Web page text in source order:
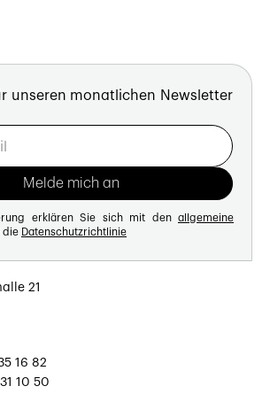
unseren monatlichen Newsletter
erklären Sie sich mit den allgemeine
die Datenschutzrichtlinie
21
16 82
10 50